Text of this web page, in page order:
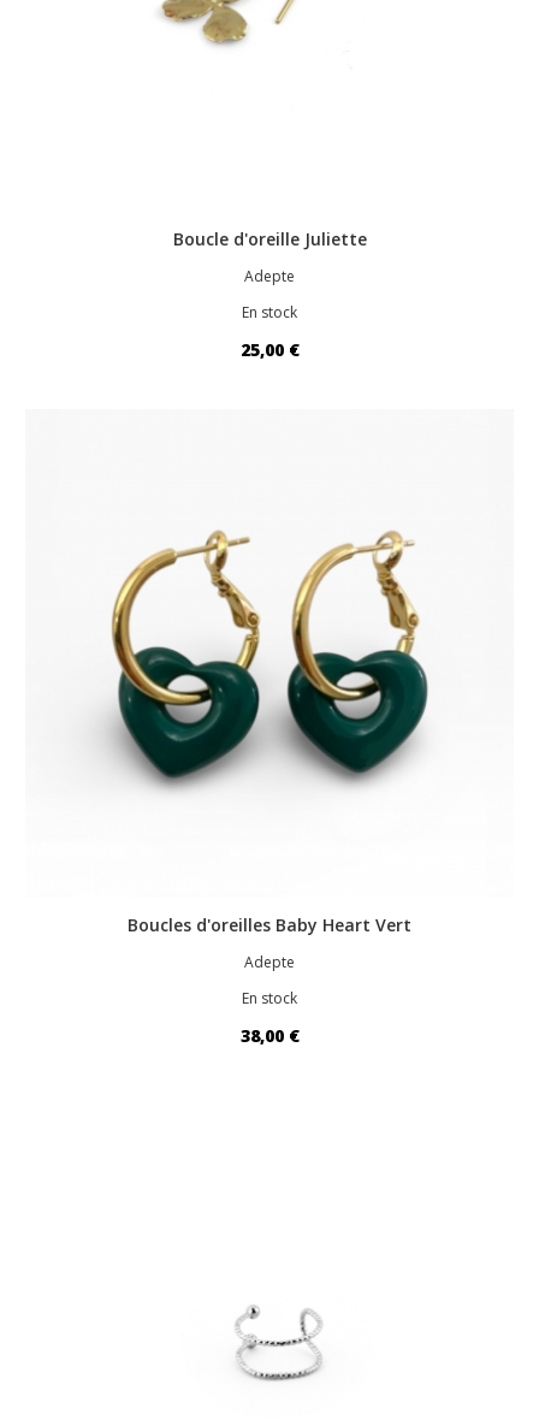
Boucle d'oreille Juliette
Adepte
En stock
25,00 €
Boucles d'oreilles Baby Heart Vert
Adepte
En stock
38,00 €